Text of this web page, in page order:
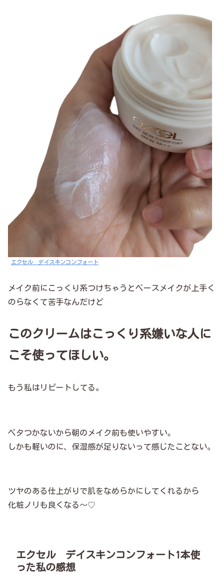
エクセル デイスキンコンフォート
メイク前にこっくり系つけちゃうとベースメイクが上手く
のらなくて苦手なんだけど
このクリームはこっくり系嫌いな人に
こそ使ってほしい。
もう私はリピートしてる。
ベタつかないから朝のメイク前も使いやすい。
しかも軽いのに、保湿感が足りないって感じたことない。
ツヤのある仕上がりで肌をなめらかにしてくれるから
化粧ノリも良くなる〜♡
エクセル デイスキンコンフォート1本使
った私の感想